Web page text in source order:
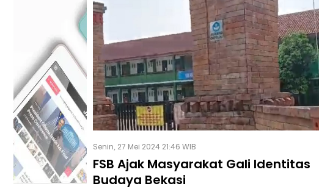
Senin, 27 Mei 2024 21:46 WIB
FSB Ajak Masyarakat Gali Identitas
Budaya Bekasi